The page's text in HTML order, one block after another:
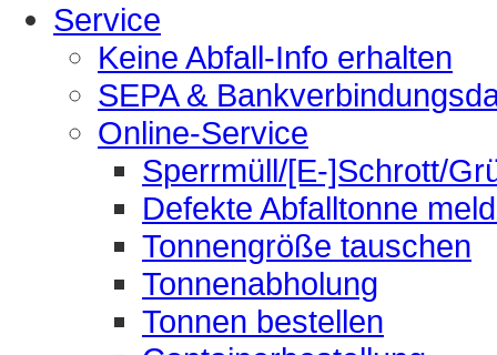
Service
Keine Abfall-Info erhalten
SEPA &
Online-Service
Sperrmüll/[E-]Schrott/
Defekte Abfalltonne
Tonnengröße tauschen
Tonnenabholung
Tonnen bestellen